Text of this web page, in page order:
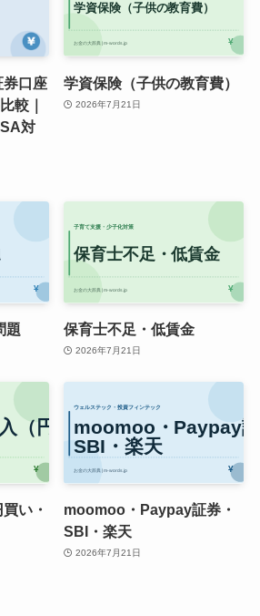
券口座
較｜
対
学資保険（子供の教育費）
2026年7月21日
題 保育士不足・低賃金
2026年7月21日
い・
moomoo・Paypay証券・
SBI・楽天
2026年7月21日